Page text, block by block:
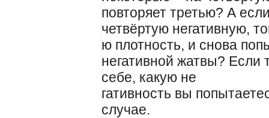
повторяет третью? А
четвёртую негативную,
ю плотность, и снова
негативной жатвы? Если
себе, какую не
гативность вы
случае.